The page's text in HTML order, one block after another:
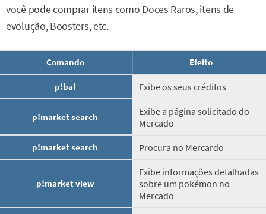
você pode comprar itens como Doces Raros, itens de
evolução, Boosters, etc.
Comando Efeito
p!bal Exibe os seus créditos
p!market search
Exibe a página solicitado do
Mercado
p!market search Procura no Mercardo
p!market view
Exibe informações detalhadas
sobre um pokémon no
Mercado